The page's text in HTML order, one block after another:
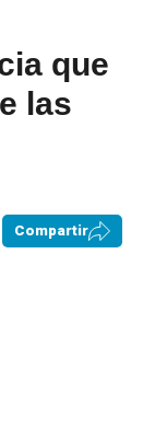
que
las
Compartir